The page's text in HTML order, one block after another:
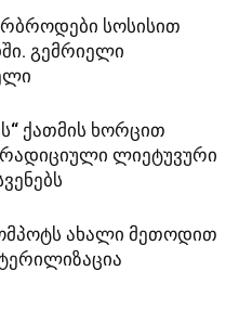
სოსისით
გემრიელი
ქათმის ხორცით
ლიეტუვური
ახალი მეთოდით